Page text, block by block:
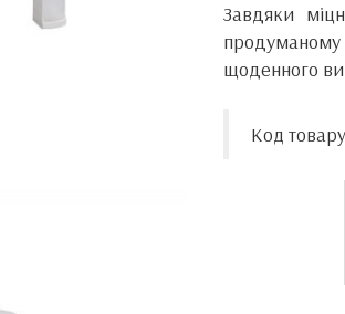
Завдяки
щоденного
Код